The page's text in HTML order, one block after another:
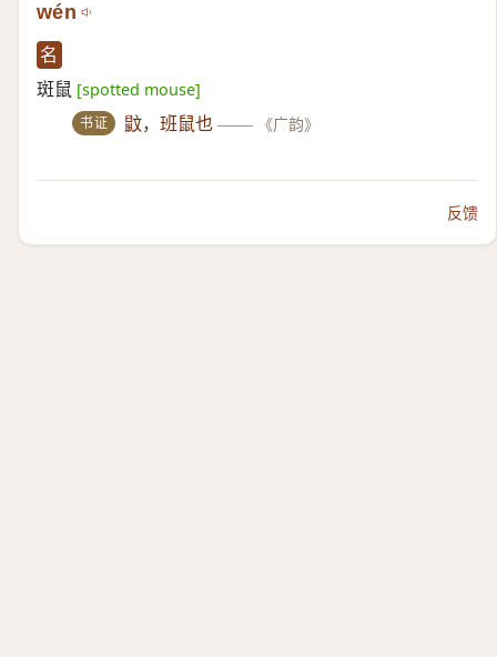
wén
名
斑鼠 [spotted mouse]
书证 鼤，班鼠也 —— 《广韵》
反馈